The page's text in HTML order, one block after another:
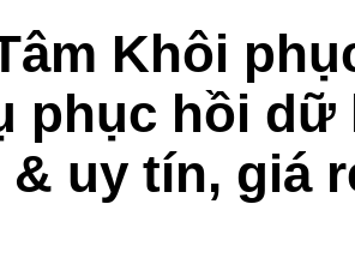
Khôi
phục hồi dữ
uy tín, giá